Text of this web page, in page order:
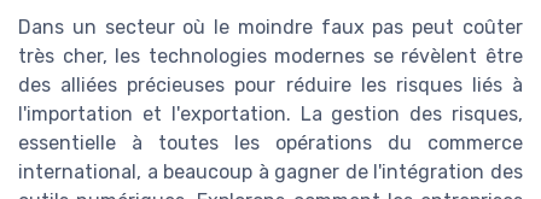
Dans un secteur où le moindre faux pas peut coûter
très cher, les technologies modernes se révèlent être
des alliées précieuses pour réduire les risques liés à
l'importation et l'exportation. La gestion des risques,
essentielle à toutes les opérations du commerce
international, a beaucoup à gagner de l'intégration des